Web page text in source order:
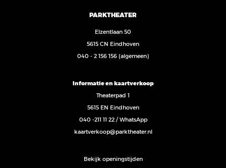
PARKTHEATER
Elzentlaan 50
5615 CN Eindhoven
040 - 2 156 156 (algemeen)
Informatie en kaartverkoop
Theaterpad 1
5615 EN Eindhoven
040 -211 11 22/ WhatsApp
kaartverkoop@parktheater.nl
Bekijk openingstijden